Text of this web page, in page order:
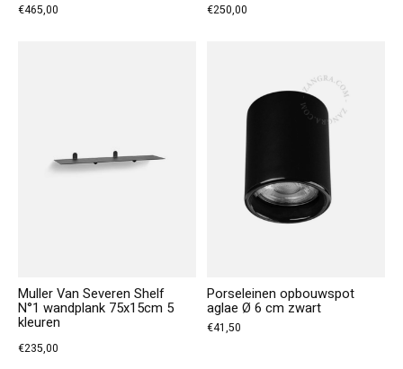
€465,00 €250,00
Muller Van Severen Shelf
N°1 wandplank 75x15cm 5
kleuren
€235,00
Porseleinen opbouwspot
aglae Ø 6 cm zwart
€41,50